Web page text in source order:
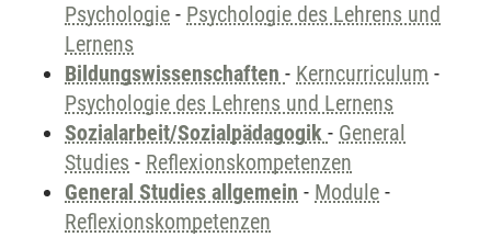
Psychologie - Psychologie des Lehrens und
Lernens
Bildungswissenschaften - Kerncurriculum -
Psychologie des Lehrens und Lernens
Sozialarbeit/Sozialpädagogik - General
Studies - Reflexionskompetenzen
General Studies allgemein - Module -
Reflexionskompetenzen